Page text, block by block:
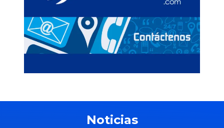
Noticias